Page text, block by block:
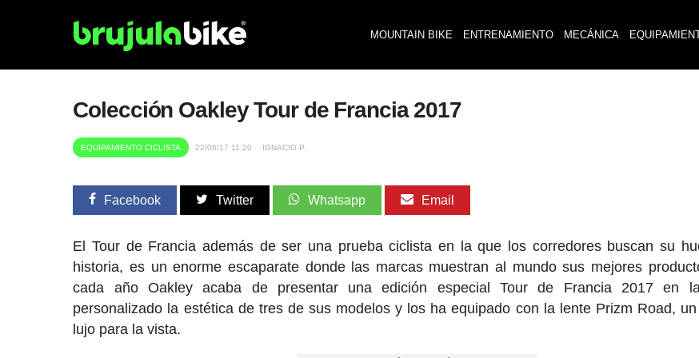
MOUNTAIN BIKE ENTRENAMIENTO MECÁNICA
Colección Oakley Tour de Francia 2017
EQUIPAMIENTO CICLISTA 22/06/17 11:20 IGNACIO P.
Facebook Twitter Whatsapp Email
El Tour de Francia además de ser una prueba ciclista en la que los corredores buscan su
historia, es un enorme escaparate donde las marcas muestran al mundo sus mejores
cada año Oakley acaba de presentar una edición especial Tour de Francia 2017 en
personalizado la estética de tres de sus modelos y los ha equipado con la lente Prizm Road,
lujo para la vista.